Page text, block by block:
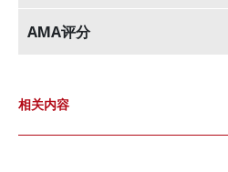
相关内容